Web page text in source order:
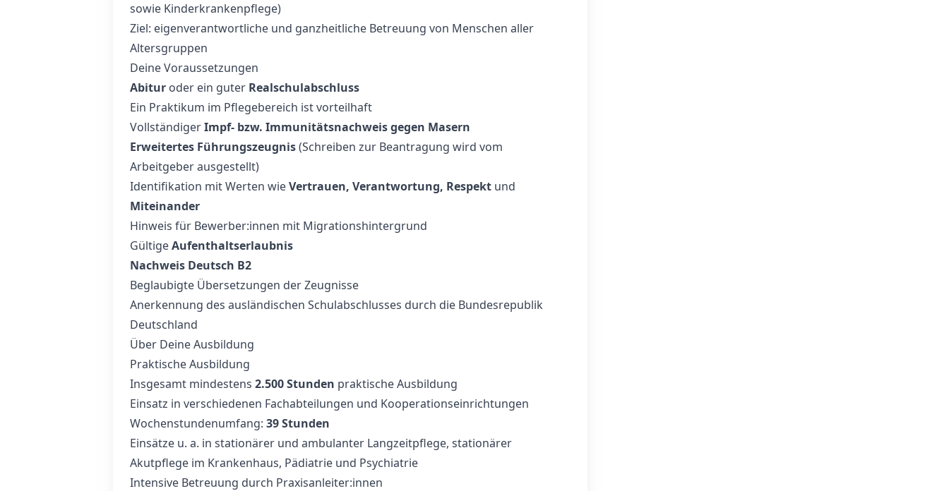
sowie Kinderkrankenpflege)
Ziel: eigenverantwortliche und ganzheitliche Betreuung von Menschen aller
Altersgruppen
Deine Voraussetzungen
Abitur oder ein guter Realschulabschluss
Ein Praktikum im Pflegebereich ist vorteilhaft
VollständigerImpf- bzw. Immunitätsnachweis gegen Masern
Erweitertes Führungszeugnis(Schreiben zur Beantragung wird vom
Arbeitgeber ausgestellt)
Identifikation mit Werten wieVertrauen, Verantwortung, Respekt und
Miteinander
Hinweis für Bewerber:innen mit Migrationshintergrund
GültigeAufenthaltserlaubnis
Nachweis Deutsch B2
Beglaubigte Übersetzungen der Zeugnisse
Anerkennung des ausländischen Schulabschlusses durch die Bundesrepublik
Deutschland
Über Deine Ausbildung
Praktische Ausbildung
Insgesamt mindestens 2.500 Stunden praktische Ausbildung
Einsatz in verschiedenen Fachabteilungen und Kooperationseinrichtungen
Wochenstundenumfang: 39 Stunden
Einsätze u. a. in stationärer und ambulanter Langzeitpflege, stationärer
Akutpflege im Krankenhaus, Pädiatrie und Psychiatrie
Intensive Betreuung durch Praxisanleiter:innen